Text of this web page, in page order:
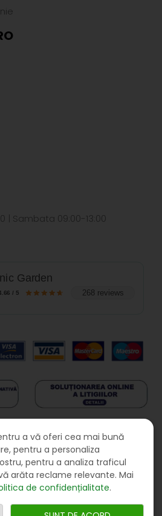
| Sambata 09:00-13:00
Garden
/ 5 268 reviews
SRL, toate drepturile
a vă oferi cea mai bună
pentru a personaliza
pentru a analiza traficul
arăta reclame relevante. Mai
de confidențialitate.